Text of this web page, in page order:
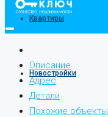
Квартиры
Новостройки
Описание
Адрес
Детали
Похожие объекты